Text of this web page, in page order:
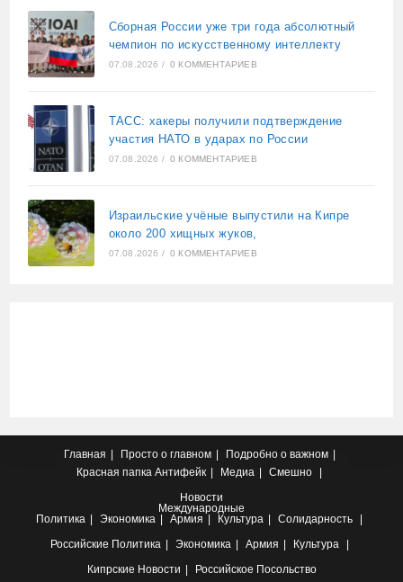
Сборная России уже три года абсолютный
чемпион по искусственному интеллекту
07.08.2026 / 0 КОММЕНТАРИЕВ
ТАСС: хакеры получили подтверждение
участия НАТО в ударах по России
07.08.2026 / 0 КОММЕНТАРИЕВ
Израильские учёные выпустили на Кипре
около 200 хищных жуков,
07.08.2026 / 0 КОММЕНТАРИЕВ
Главная Просто о главном
Подробно о важном
Красная папка Антифейк Медиа
Смешно
Новости
Международные
Политика
Экономика Армия Культура
Солидарность
Российские Политика Экономика Армия
Культура
Кипрские Новости Российское Посольство